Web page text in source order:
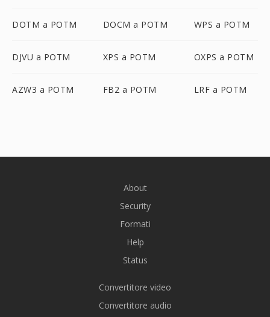
DOTM a POTM DOCM a POTM WPS a POTM
DJVU a POTM XPS a POTM OXPS a POTM
AZW3 a POTM FB2 a POTM LRF a POTM
About
Security
Formati
Help
Status
Convertitore video
Convertitore audio